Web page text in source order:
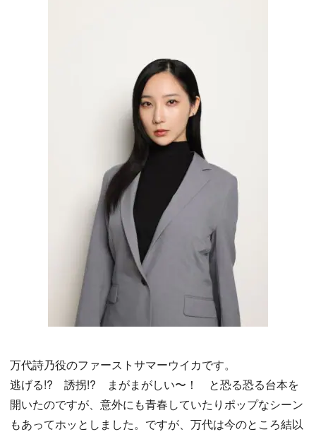
万代詩乃役のファーストサマーウイカです。
逃げる!? 誘拐!? まがまがしい〜！ と恐る恐る台本を
開いたのですが、意外にも青春していたりポップなシーン
もあってホッとしました。ですが、万代は今のところ結以